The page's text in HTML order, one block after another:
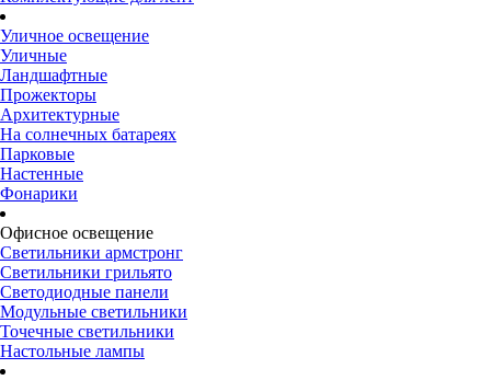
Уличное освещение
Уличные
Ландшафтные
Прожекторы
Архитектурные
На солнечных батареях
Парковые
Настенные
Фонарики
Офисное освещение
Светильники армстронг
Светильники грильято
Светодиодные панели
Модульные светильники
Точечные светильники
Настольные лампы